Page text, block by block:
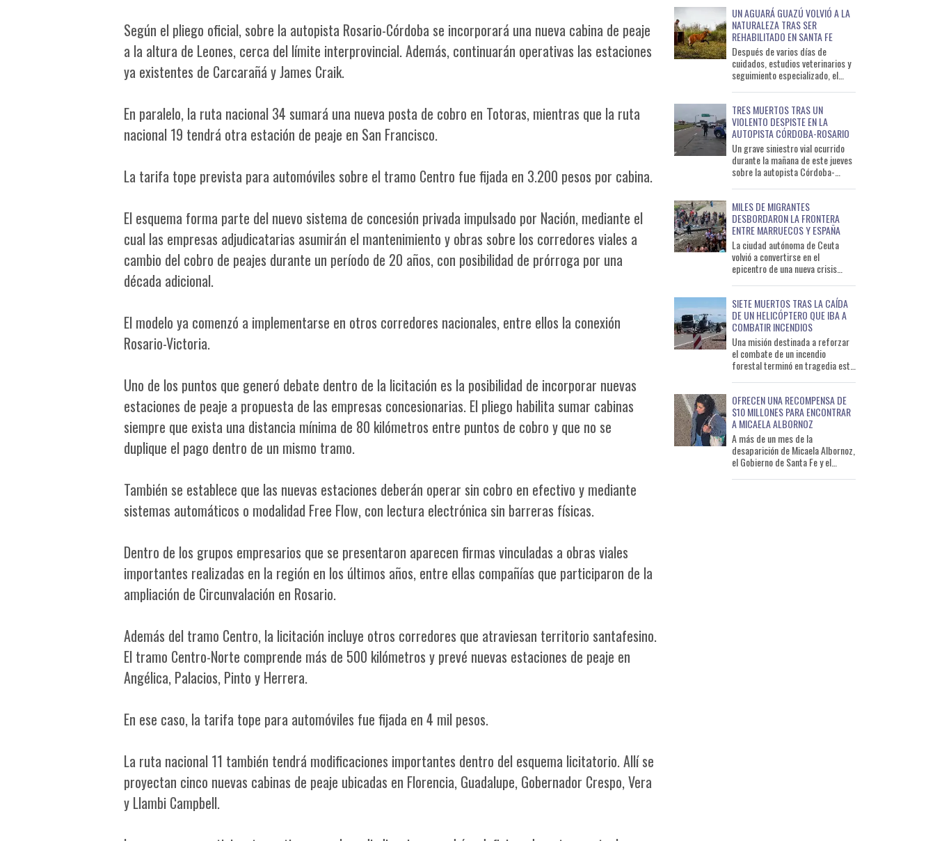
Según el pliego oficial, sobre la autopista Rosario-Córdoba se incorporará una nueva cabina de peaje
a la altura de Leones, cerca del límite interprovincial. Además, continuarán operativas las estaciones
ya existentes de Carcarañá y James Craik.
En paralelo, la ruta nacional 34 sumará una nueva posta de cobro en Totoras, mientras que la ruta
nacional 19 tendrá otra estación de peaje en San Francisco.
La tarifa tope prevista para automóviles sobre el tramo Centro fue fijada en 3.200 pesos por cabina.
El esquema forma parte del nuevo sistema de concesión privada impulsado por Nación, mediante el
cual las empresas adjudicatarias asumirán el mantenimiento y obras sobre los corredores viales a
cambio del cobro de peajes durante un período de 20 años, con posibilidad de prórroga por una
década adicional.
El modelo ya comenzó a implementarse en otros corredores nacionales, entre ellos la conexión
Rosario-Victoria.
Uno de los puntos que generó debate dentro de la licitación es la posibilidad de incorporar nuevas
estaciones de peaje a propuesta de las empresas concesionarias. El pliego habilita sumar cabinas
siempre que exista una distancia mínima de 80 kilómetros entre puntos de cobro y que no se
duplique el pago dentro de un mismo tramo.
También se establece que las nuevas estaciones deberán operar sin cobro en efectivo y mediante
sistemas automáticos o modalidad Free Flow, con lectura electrónica sin barreras físicas.
Dentro de los grupos empresarios que se presentaron aparecen firmas vinculadas a obras viales
importantes realizadas en la región en los últimos años, entre ellas compañías que participaron de la
ampliación de Circunvalación en Rosario.
Además del tramo Centro, la licitación incluye otros corredores que atraviesan territorio santafesino.
El tramo Centro-Norte comprende más de 500 kilómetros y prevé nuevas estaciones de peaje en
Angélica, Palacios, Pinto y Herrera.
En ese caso, la tarifa tope para automóviles fue fijada en 4 mil pesos.
La ruta nacional 11 también tendrá modificaciones importantes dentro del esquema licitatorio. Allí se
proyectan cinco nuevas cabinas de peaje ubicadas en Florencia, Guadalupe, Gobernador Crespo, Vera
y Llambi Campbell.
UN AGUARÁ GUAZÚ VOLVIÓ A LA
NATURALEZA TRAS SER
REHABILITADO EN SANTA FE
Después de varios días de
cuidados, estudios veterinarios y
seguimiento especializado, el
TRES MUERTOS TRAS UN
VIOLENTO DESPISTE EN LA
AUTOPISTA CÓRDOBA-ROSARIO
Un grave siniestro vial ocurrido
durante la mañana de este jueves
sobre la autopista Córdoba-
MILES DE MIGRANTES
DESBORDARON LA FRONTERA
ENTRE MARRUECOS Y ESPAÑA
La ciudad autónoma de Ceuta
volvió a convertirse en el
epicentro de una nueva crisis
SIETE MUERTOS TRAS LA CAÍDA
DE UN HELICÓPTERO QUE IBA A
COMBATIR INCENDIOS
Una misión destinada a reforzar
el combate de un incendio
forestal terminó en tragedia este
OFRECEN UNA RECOMPENSA DE
$10 MILLONES PARA ENCONTRAR
A MICAELA ALBORNOZ
A más de un mes de la
desaparición de Micaela Albornoz,
el Gobierno de Santa Fe y el